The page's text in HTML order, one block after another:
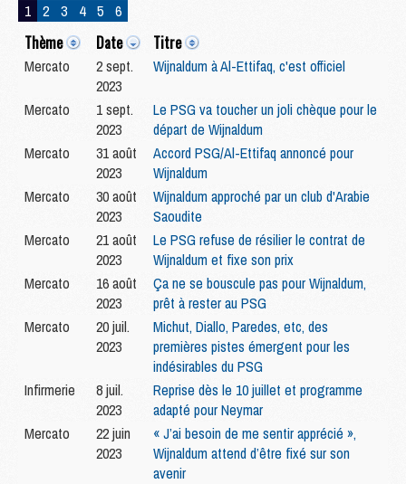
1 2 3 4 5 6
Thème Date Titre
Mercato
2 sept.
2023
Wijnaldum à Al-Ettifaq, c'est officiel
Mercato
1 sept.
2023
Le PSG va toucher un joli chèque pour le
départ de Wijnaldum
Mercato
31 août
2023
Accord PSG/Al-Ettifaq annoncé pour
Wijnaldum
Mercato
30 août
2023
Wijnaldum approché par un club d'Arabie
Saoudite
Mercato
21 août
2023
Le PSG refuse de résilier le contrat de
Wijnaldum et fixe son prix
Mercato
16 août
2023
Ça ne se bouscule pas pour Wijnaldum,
prêt à rester au PSG
Mercato
20 juil.
2023
Michut, Diallo, Paredes, etc, des
premières pistes émergent pour les
indésirables du PSG
Infirmerie
8 juil.
2023
Reprise dès le 10 juillet et programme
adapté pour Neymar
Mercato
22 juin
2023
« J’ai besoin de me sentir apprécié »,
Wijnaldum attend d’être fixé sur son
avenir